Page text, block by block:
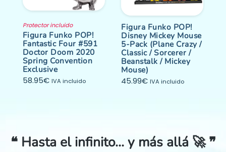
Protector incluido
Figura Funko POP!
Fantastic Four #591
Doctor Doom 2020
Spring Convention
Exclusive
58.95€ IVA incluido
Figura Funko POP!
Disney Mickey Mouse
5-Pack (Plane Crazy /
Classic / Sorcerer /
Beanstalk / Mickey
Mouse)
45.99€ IVA incluido
❝ Hasta el infinito… y más allá 🚀 ❞